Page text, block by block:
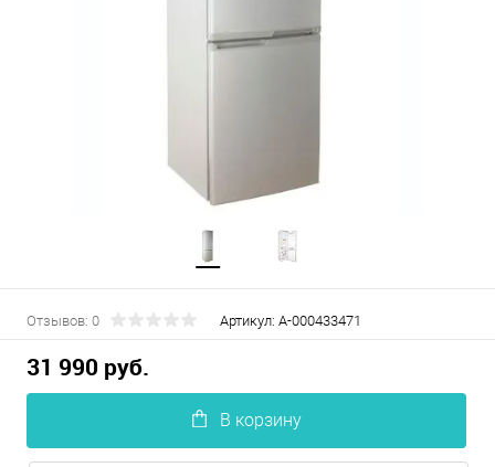
Отзывов: 0 Артикул: А-000433471
31 990 руб.
В корзину